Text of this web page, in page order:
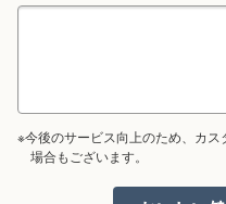
※今後のサービス向上のため、カ
場合もございます。